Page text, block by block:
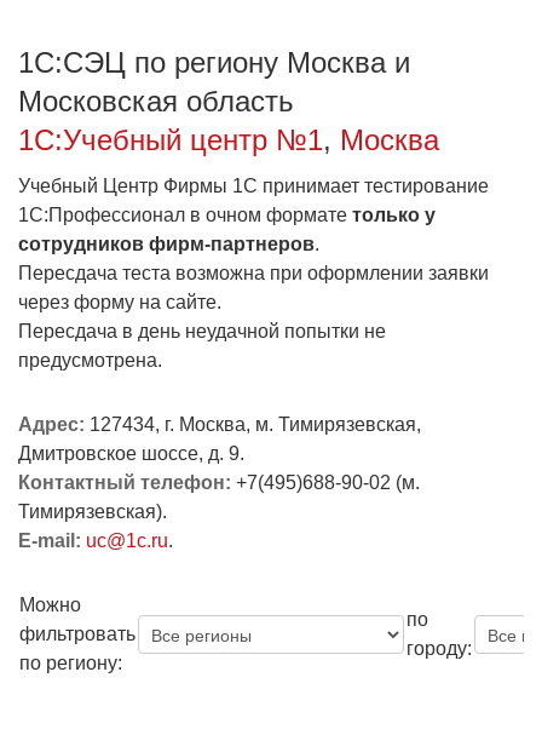
Образовательные программы
1С:Игры
1С:СЭЦ по региону Москва и
Московская область
1С:Учебный центр №1, Москва
Учебный Центр Фирмы 1С принимает тестирование
1С:Профессионал в очном формате только у
сотрудников фирм-партнеров.
Пересдача теста возможна при оформлении заявки
через форму на сайте.
Пересдача в день неудачной попытки не
предусмотрена.
Адрес: 127434, г. Москва, м. Тимирязевская,
Дмитровское шоссе, д. 9.
Контактный телефон: +7(495)688-90-02 (м.
Тимирязевская).
E-mail: uc@1c.ru.
Можно
фильтровать
по региону:
по
городу: